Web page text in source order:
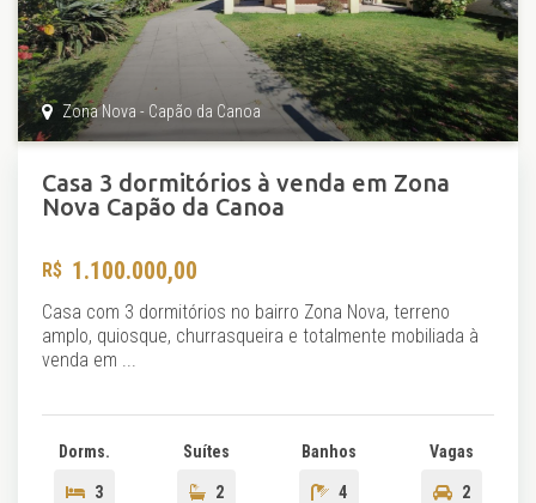
Zona Nova - Capão da Canoa
Casa 3 dormitórios à venda em Zona
Nova Capão da Canoa
1.100.000,00
Casa com 3 dormitórios no bairro Zona Nova, terreno
amplo, quiosque, churrasqueira e totalmente mobiliada à
venda em ...
Dorms.
3
Suítes
2
Banhos
4
Vagas
2